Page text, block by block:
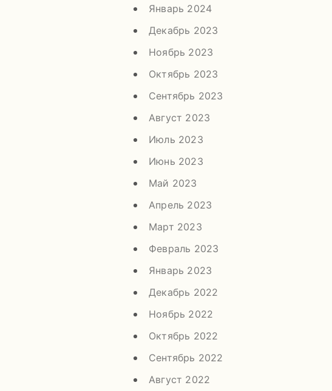
Январь 2024
Декабрь 2023
Ноябрь 2023
Октябрь 2023
Сентябрь 2023
Август 2023
Июль 2023
Июнь 2023
Май 2023
Апрель 2023
Март 2023
Февраль 2023
Январь 2023
Декабрь 2022
Ноябрь 2022
Октябрь 2022
Сентябрь 2022
Август 2022